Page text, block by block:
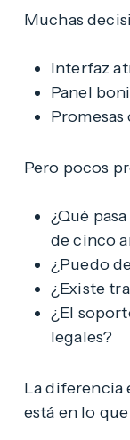
Muchas
Interfaz
Panel
Pero pocos
¿Qué
de cinco
¿Puedo
¿Existe
¿El
legales?
La diferencia
está en lo